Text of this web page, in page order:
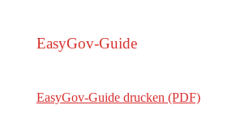
EasyGov-Guide
EasyGov-Guide drucken (PDF)